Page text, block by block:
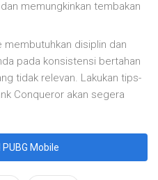
memungkinkan tembakan
membutuhkan disiplin dan
pada konsistensi bertahan
tidak relevan. Lakukan tips-
Conqueror akan segera
Mobile